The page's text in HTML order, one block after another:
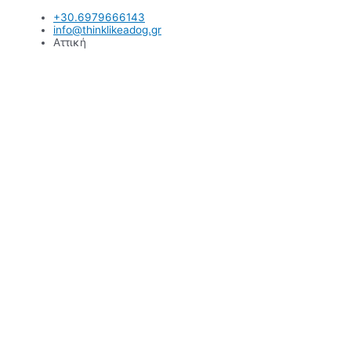
Μετάβαση
περιεχόμενο
+30.6979666143
info@thinklikeadog.gr
Αττική